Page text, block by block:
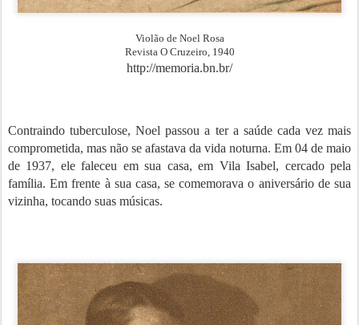
Violão de Noel Rosa
Revista O Cruzeiro, 1940
http://memoria.bn.br/
Contraindo tuberculose, Noel passou a ter a saúde cada vez mais
comprometida, mas não se afastava da vida noturna. Em 04 de maio
de 1937, ele faleceu em sua casa, em Vila Isabel, cercado pela
família. Em frente à sua casa, se comemorava o aniversário de sua
vizinha, tocando suas músicas.